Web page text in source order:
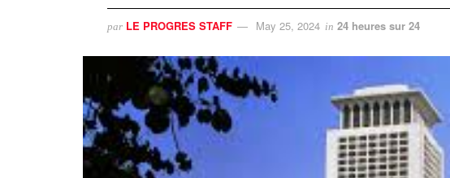
par LE PROGRES STAFF May 25, 2024 in 24 heures sur 24